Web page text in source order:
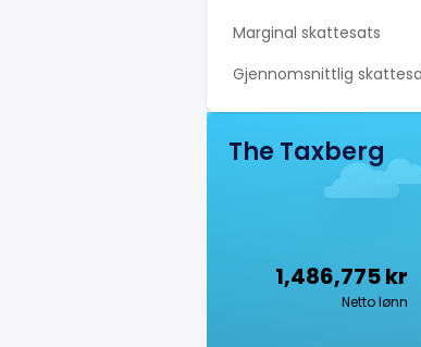
Marginal skattesats
Gjennomsnittlig
The Taxberg
1,486,775 kr
Netto lønn